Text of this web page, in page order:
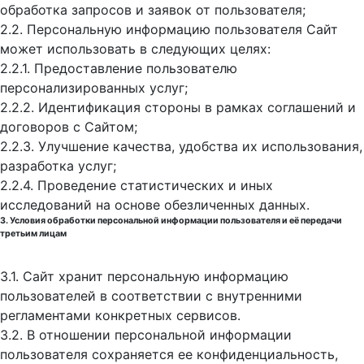
обработка запросов и заявок от пользователя;
2.2. Персональную информацию пользователя Сайт
может использовать в следующих целях:
2.2.1. Предоставление пользователю
персонализированных услуг;
2.2.2. Идентификация стороны в рамках соглашений и
договоров с Сайтом;
2.2.3. Улучшение качества, удобства их использования,
разработка услуг;
2.2.4. Проведение статистических и иных
исследований на основе обезличенных данных.
3. Условия обработки персональной информации пользователя и её передачи
третьим лицам
3.1. Сайт хранит персональную информацию
пользователей в соответствии с внутренними
регламентами конкретных сервисов.
3.2. В отношении персональной информации
пользователя сохраняется ее конфиденциальность,